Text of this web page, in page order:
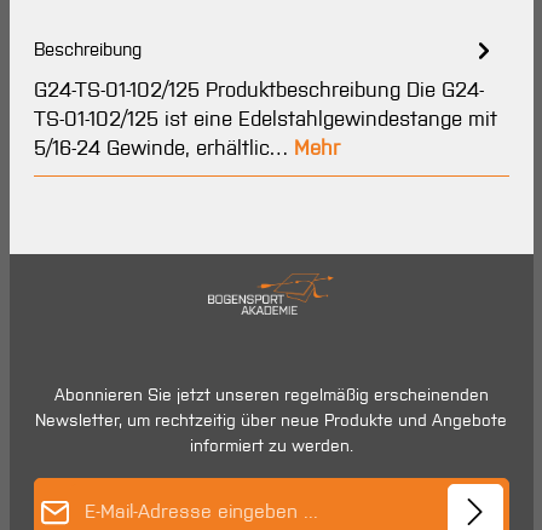
Beschreibung
G24-TS-01-102/125 Produktbeschreibung Die G24-
TS-01-102/125 ist eine Edelstahlgewindestange mit
5/16-24 Gewinde, erhältlic… Mehr
Abonnieren Sie jetzt unseren regelmäßig erscheinenden
Newsletter, um rechtzeitig über neue Produkte und Angebote
informiert zu werden.